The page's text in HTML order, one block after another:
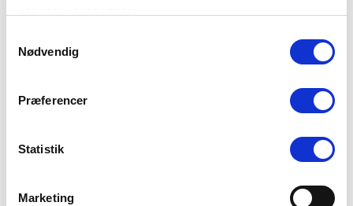
Du kan læse mere om vores brug af cookies under
"Detaljer" eller ved at klikke videre til vores Cookiepolitik,
Nødvendig
Præferencer
Statistik
Marketing